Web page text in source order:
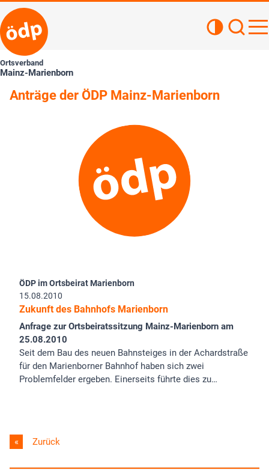
Ortsverband
Mainz-Marienborn
Anträge der ÖDP Mainz-Marienborn
ÖDP im Ortsbeirat Marienborn
15.08.2010
Zukunft des Bahnhofs Marienborn
Anfrage zur Ortsbeiratssitzung Mainz-Marienborn am
25.08.2010
Seit dem Bau des neuen Bahnsteiges in der Achardstraße
für den Marienborner Bahnhof haben sich zwei
Problemfelder ergeben. Einerseits führte dies zu…
Zurück